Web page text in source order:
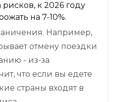
к 2026 году
на 7-10%.
Например,
отмену поездки
- из-за
что если вы едете
страны входят в